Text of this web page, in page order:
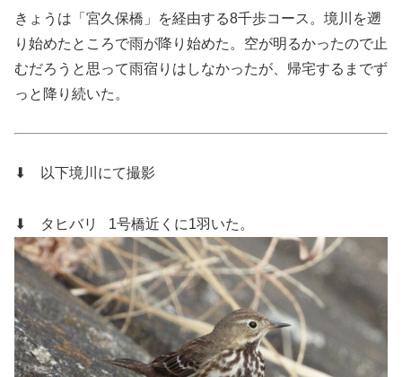
きょうは「宮久保橋」を経由する8千歩コース。境川を遡
り始めたところで雨が降り始めた。空が明るかったので止
むだろうと思って雨宿りはしなかったが、帰宅するまでず
っと降り続いた。
⬇ 以下境川にて撮影
⬇ タヒバリ 1号橋近くに1羽いた。